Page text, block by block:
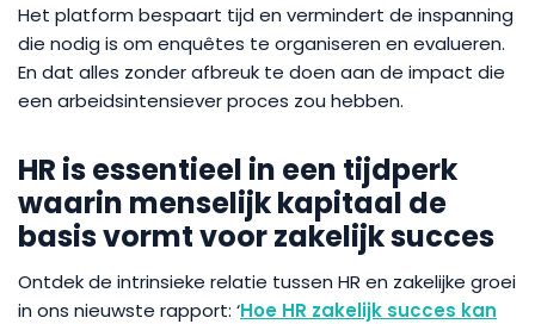
Het platform bespaart tijd en vermindert de inspanning
die nodig is om enquêtes te organiseren en evalueren.
En dat alles zonder afbreuk te doen aan de impact die
een arbeidsintensiever proces zou hebben.
HR is essentieel in een tijdperk
waarin menselijk kapitaal de
basis vormt voor zakelijk succes
Ontdek de intrinsieke relatie tussen HR en zakelijke groei
in ons nieuwste rapport: ‘Hoe HR zakelijk succes kan